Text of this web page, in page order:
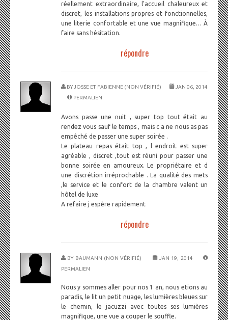
réellement extraordinaire, l'accueil chaleureux et
discret, les installations propres et fonctionnelles,
une literie confortable et une vue magnifique… À
faire sans hésitation.
répondre
BY JOSSE ET FABIENNE (NON VÉRIFIÉ)
JAN 06, 2014
PERMALIEN
Avons passe une nuit , super top tout était au
rendez vous sauf le temps , mais c a ne nous as pas
empêché de passer une super soirée .
Le plateau repas était top , l endroit est super
agréable , discret ,tout est réuni pour passer une
bonne soirée en amoureux. Le propriétaire et d
une discrétion irréprochable . La qualité des mets
,le service et le confort de la chambre valent un
hôtel de luxe
A refaire j espère rapidement
répondre
BY BAUMANN (NON VÉRIFIÉ)
JAN 19, 2014
PERMALIEN
Nous y sommes aller pour nos 1 an, nous etions au
paradis, le lit un petit nuage, les lumières bleues sur
le chemin, le jacuzzi avec toutes ses lumières
magnifique, une vue a couper le souffle.